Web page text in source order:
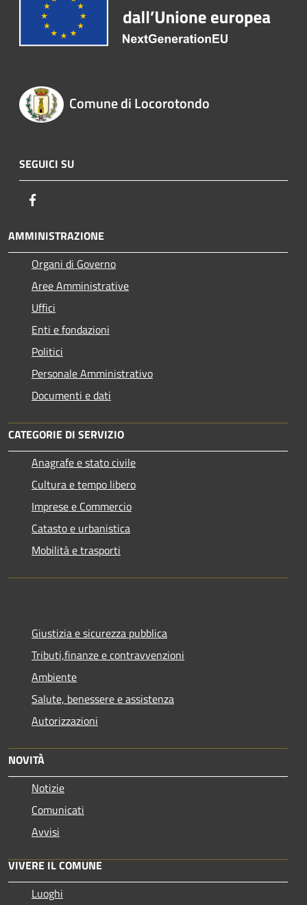
Comune di Locorotondo
SEGUICI SU
AMMINISTRAZIONE
Organi di Governo
Aree Amministrative
Uffici
Enti e fondazioni
Politici
Personale Amministrativo
Documenti e dati
CATEGORIE DI SERVIZIO
Anagrafe e stato civile
Cultura e tempo libero
Imprese e Commercio
Catasto e urbanistica
Mobilità e trasporti
Giustizia e sicurezza pubblica
Tributi,finanze e contravvenzioni
Ambiente
Salute, benessere e assistenza
Autorizzazioni
NOVITÀ
Notizie
Comunicati
Avvisi
VIVERE IL COMUNE
Luoghi